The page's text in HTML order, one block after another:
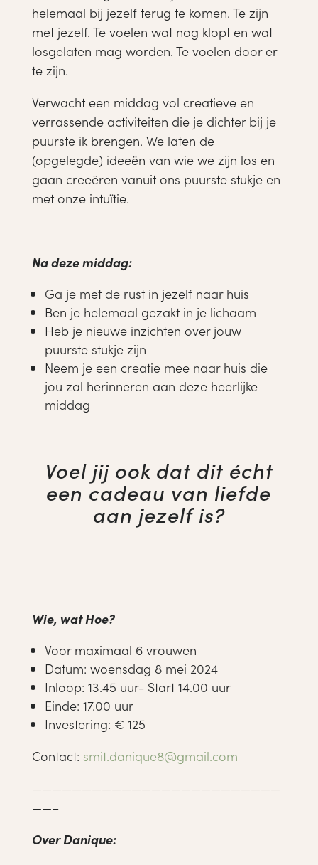
helemaal bij jezelf terug te komen. Te zijn
met jezelf. Te voelen wat nog klopt en wat
losgelaten mag worden. Te voelen door er
te zijn.
Verwacht een middag vol creatieve en
verrassende activiteiten die je dichter bij je
puurste ik brengen. We laten de
(opgelegde) ideeën van wie we zijn los en
gaan creeëren vanuit ons puurste stukje en
met onze intuïtie.
Na deze middag:
Ga je met de rust in jezelf naar huis
Ben je helemaal gezakt in je lichaam
Heb je nieuwe inzichten over jouw
puurste stukje zijn
Neem je een creatie mee naar huis die
jou zal herinneren aan deze heerlijke
middag
Voel jij ook dat dit écht
een cadeau van liefde
aan jezelf is?
Wie, wat Hoe?
Voor maximaal 6 vrouwen
Datum: woensdag 8 mei 2024
Inloop: 13.45 uur- Start 14.00 uur
Einde: 17.00 uur
Investering: € 125
Contact: smit.danique8@gmail.com
—————————————————————————
——–
Over Danique: